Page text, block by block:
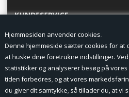
Hjemmesiden
Denne hjemmeside sætter cookies for at
at huske dine foretrukne indstillinger.
statistikker og analyserer besøg på
tiden forbedres, og at vores
du giver dit samtykke, så tillader du, at
KUNDESERVICE
Forside
Min Konto
Nyheder